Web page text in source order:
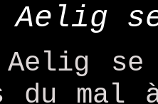
Aelig
Aelig
du